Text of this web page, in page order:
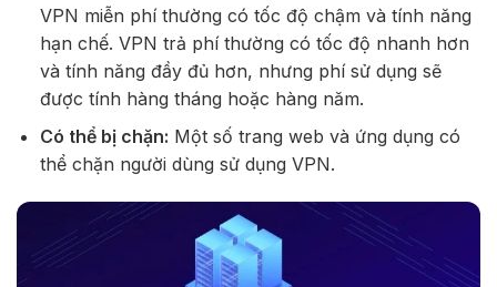
VPN miễn phí thường có tốc độ chậm và tính năng
hạn chế. VPN trả phí thường có tốc độ nhanh hơn
và tính năng đầy đủ hơn, nhưng phí sử dụng sẽ
được tính hàng tháng hoặc hàng năm.
Có thể bị chặn: Một số trang web và ứng dụng có
thể chặn người dùng sử dụng VPN.